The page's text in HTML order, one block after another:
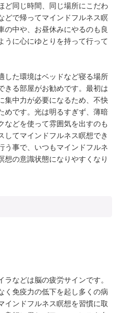
ど同じ時間、同じ場所にこだわ
どで帰ってマインドフルネス瞑
の中や、お昼休みにやるのも良
うに心にゆとりを持って行って
した環境はベッドなど寝る場所
きる部屋がお勧めです。最初は
集中力が必要になるため、不快
めです。光は明るすぎず、薄暗
などを使って雰囲気を出すのも
してマインドフルネス瞑想でき
う事で、いつもマインドフルネ
想の意識状態になりやすくなり
などは脳の疲労サインです。
く免疫力の低下を起し多くの病
インドフルネス瞑想を習慣に取